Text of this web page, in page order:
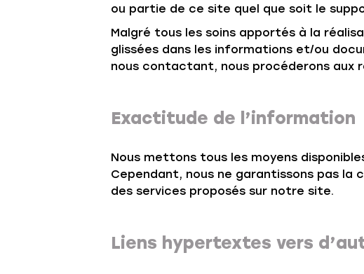
ou partie de ce site quel que soit le
Malgré tous les soins apportés à la
glissées dans les informations et/ou
nous contactant, nous procéderons
Exactitude de l’information
Nous mettons tous les moyens
Cependant, nous ne garantissons pas
des services proposés sur notre site.
Liens hypertextes vers